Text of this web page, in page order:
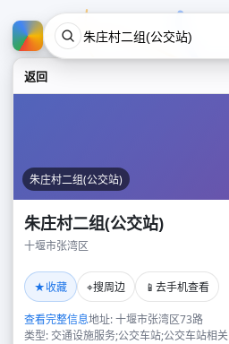
返回
朱庄村二组(公交站)
朱庄村二组(公交站)
十堰市张湾区
★收藏 ⌖搜周边 📱 去手机查看
查看完整信息地址: 十堰市张湾区73路
类型: 交通设施服务;公交车站;公交车站相关